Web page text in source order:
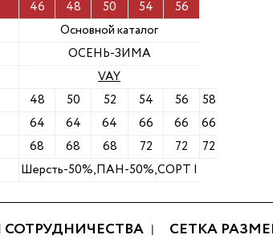
46 48 50 54
56
Основной каталог
ОСЕНЬ-ЗИМА
VAY
48 50 52 54 56
58
64 64 64 66 66
66
68 68 68 72 72
72
Шерсть-50%,ПАН-50%,СОРТ I
СОТРУДНИЧЕСТВА СЕТКА